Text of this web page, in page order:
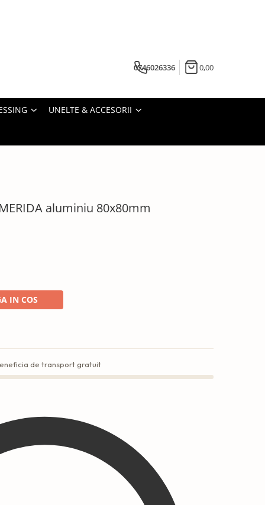
0746026336 0,00
UNELTE & ACCESORII
aluminiu 80x80mm
IN COS
de transport gratuit